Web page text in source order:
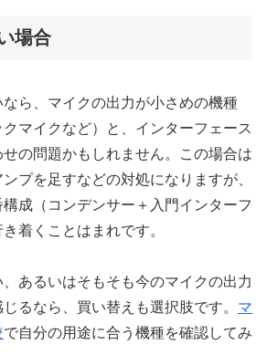
場合
ら、マイクの出力が小さめの機種
クマイクなど）と、インターフェース
の問題かもしれません。この場合は
プを足すなどの対処になりますが、
成（コンデンサー＋入門インターフ
着くことはまれです。
あるいはそもそも今のマイクの出力
るなら、買い替えも選択肢です。 マ
で自分の用途に合う機種を確認してみ